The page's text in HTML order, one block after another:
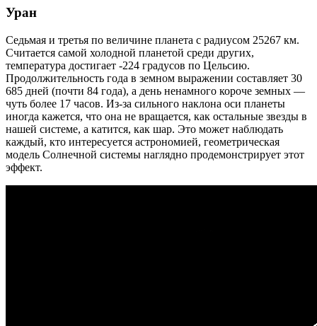
Уран
Седьмая и третья по величине планета с радиусом 25267 км.
Считается самой холодной планетой среди других,
температура достигает -224 градусов по Цельсию.
Продолжительность года в земном выражении составляет 30
685 дней (почти 84 года), а день ненамного короче земных —
чуть более 17 часов. Из-за сильного наклона оси планеты
иногда кажется, что она не вращается, как остальные звезды в
нашей системе, а катится, как шар. Это может наблюдать
каждый, кто интересуется астрономией, геометрическая
модель Солнечной системы наглядно продемонстрирует этот
эффект.